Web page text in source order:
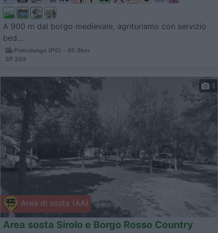
A 900 m dal borgo medievale, agriturismo con servizio
bed...
Pietralunga (PG) - 45.9km
SP 204
Area di sosta (AA)
1
Area sosta Sirolo e Borgo Rosso Country